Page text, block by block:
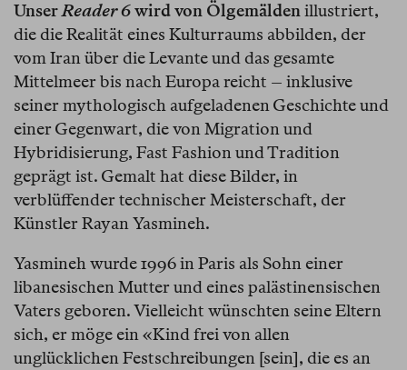
Unser Reader 6wird von Ölgemälden illustriert,
die die Realität eines Kulturraums abbilden, der
vom Iran über die Levante und das gesamte
Mittelmeer bis nach Europa reicht – inklusive
seiner mythologisch aufgeladenen Geschichte und
einer Gegenwart, die von Migration und
Hybridisierung, Fast Fashion und Tradition
geprägt ist. Gemalt hat diese Bilder, in
verblüffender technischer Meisterschaft, der
Künstler Rayan Yasmineh.
Yasmineh wurde 1996 in Paris als Sohn einer
libanesischen Mutter und eines palästinensischen
Vaters geboren. Vielleicht wünschten seine Eltern
sich, er möge ein «Kind frei von allen
unglücklichen Festschreibungen [sein], die es an